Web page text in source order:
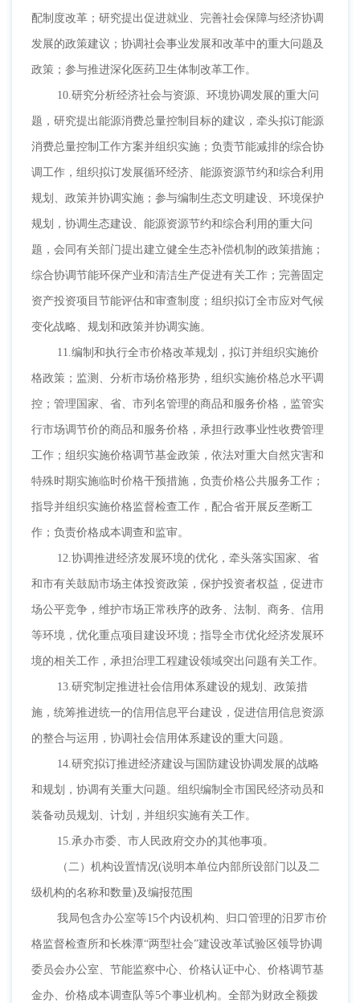
配制度改革；研究提出促进就业、完善社会保障与经济协调
发展的政策建议；协调社会事业发展和改革中的重大问题及
政策；参与推进深化医药卫生体制改革工作。
10.研究分析经济社会与资源、环境协调发展的重大问
题，研究提出能源消费总量控制目标的建议，牵头拟订能源
消费总量控制工作方案并组织实施；负责节能减排的综合协
调工作，组织拟订发展循环经济、能源资源节约和综合利用
规划、政策并协调实施；参与编制生态文明建设、环境保护
规划，协调生态建设、能源资源节约和综合利用的重大问
题，会同有关部门提出建立健全生态补偿机制的政策措施；
综合协调节能环保产业和清洁生产促进有关工作；完善固定
资产投资项目节能评估和审查制度；组织拟订全市应对气候
变化战略、规划和政策并协调实施。
11.编制和执行全市价格改革规划，拟订并组织实施价
格政策；监测、分析市场价格形势，组织实施价格总水平调
控；管理国家、省、市列名管理的商品和服务价格，监管实
行市场调节价的商品和服务价格，承担行政事业性收费管理
工作；组织实施价格调节基金政策，依法对重大自然灾害和
特殊时期实施临时价格干预措施，负责价格公共服务工作；
指导并组织实施价格监督检查工作，配合省开展反垄断工
作；负责价格成本调查和监审。
12.协调推进经济发展环境的优化，牵头落实国家、省
和市有关鼓励市场主体投资政策，保护投资者权益，促进市
场公平竞争，维护市场正常秩序的政务、法制、商务、信用
等环境，优化重点项目建设环境；指导全市优化经济发展环
境的相关工作，承担治理工程建设领域突出问题有关工作。
13.研究制定推进社会信用体系建设的规划、政策措
施，统筹推进统一的信用信息平台建设，促进信用信息资源
的整合与运用，协调社会信用体系建设的重大问题。
14.研究拟订推进经济建设与国防建设协调发展的战略
和规划，协调有关重大问题。组织编制全市国民经济动员和
装备动员规划、计划，并组织实施有关工作。
15.承办市委、市人民政府交办的其他事项。
（二）机构设置情况(说明本单位内部所设部门以及二
级机构的名称和数量)及编报范围
我局包含办公室等15个内设机构、归口管理的汨罗市价
格监督检查所和长株潭“两型社会”建设改革试验区领导协调
委员会办公室、节能监察中心、价格认证中心、价格调节基
金办、价格成本调查队等5个事业机构。全部为财政全额拨